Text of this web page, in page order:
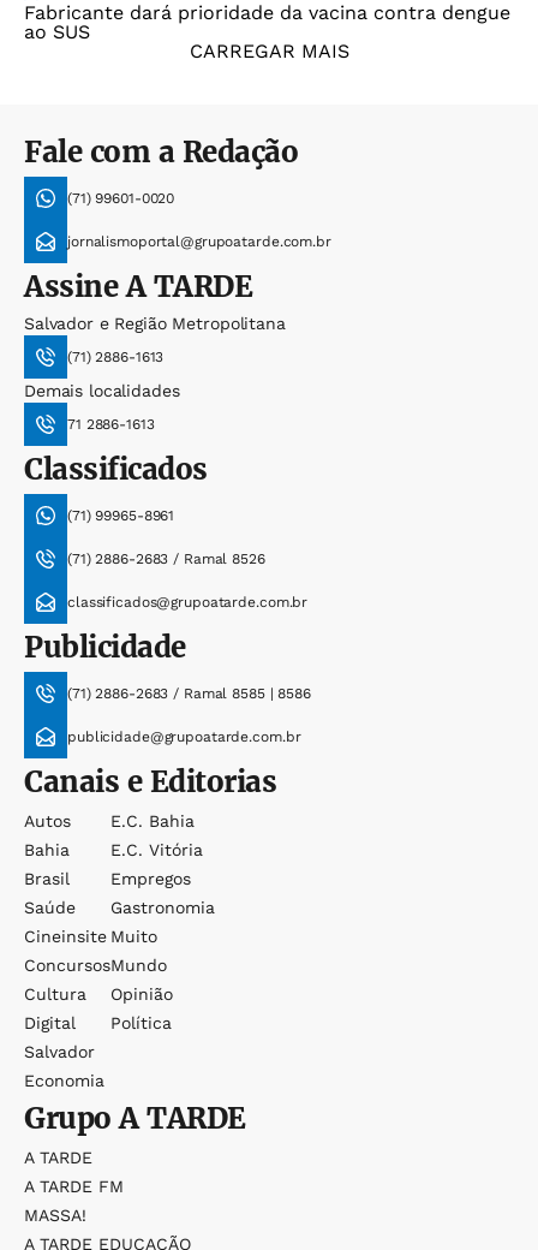
Fabricante dará prioridade da vacina contra dengue
ao SUS
CARREGAR MAIS
Fale com a Redação
(71) 99601-0020
jornalismoportal@grupoatarde.com.br
AssineA TARDE
Salvador e Região Metropolitana
(71) 2886-1613
Demais localidades
71 2886-1613
Classificados
(71) 99965-8961
(71) 2886-2683 / Ramal 8526
classificados@grupoatarde.com.br
Publicidade
(71) 2886-2683 / Ramal 8585 | 8586
publicidade@grupoatarde.com.br
Canais e Editorias
Autos
Bahia
Brasil
Saúde
Cineinsite
Concursos
Cultura
Digital
Salvador
Economia
E.c. Bahia
E.c. Vitória
Empregos
Gastronomia
Muito
Mundo
Opinião
Política
GrupoA TARDE
A TARDE
A TARDE FM
MASSA!
A TARDE EDUCAÇÃO